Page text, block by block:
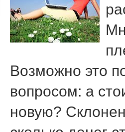
Возможно это
вопросом: а
новую?